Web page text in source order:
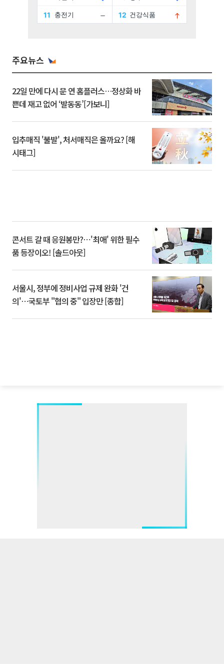
주요뉴스
22일 만에 다시 문 연 홈플러스…정상화 바
쁜데 재고 없어 ‘발동동’[가보니]
입추매직 '불발', 처서매직은 올까요? [해
시태그]
콘서트 갈 때 응원봉만?⋯'최애' 위한 필수
품 등장이오! [솔드아웃]
서울시, 정부에 정비사업 규제 완화 '건
의'⋯국토부 "협의 중" 입장만 [종합]